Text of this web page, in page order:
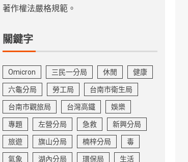
著作權法嚴格規範。
關鍵字
Omicron 三民一分局 休閒 健康
六龜分局 勞工局 台南市衛生局
台南市觀旅局 台灣高鐵 娛樂
專題 左營分局 急救 新興分局
旅遊 旗山分局 楠梓分局 毒
氣象 湖內分局 環保局 生活